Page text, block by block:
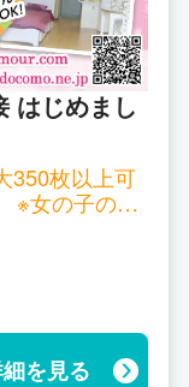
じめまし
他い
を見る